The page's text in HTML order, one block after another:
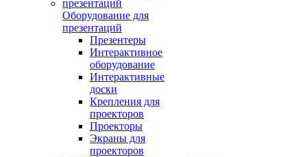
Оборудование для
презентаций
Презентеры
Интерактивное
оборудование
Интерактивные
доски
Крепления для
проекторов
Проекторы
Экраны для
проекторов